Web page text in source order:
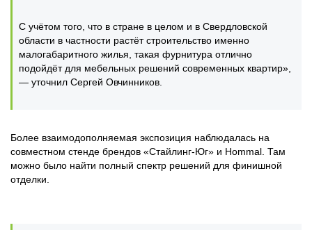
С учётом того, что в стране в целом и в Свердловской
области в частности растёт строительство именно
малогабаритного жилья, такая фурнитура отлично
подойдёт для мебельных решений современных квартир»,
— уточнил Сергей Овчинников.
Более взаимодополняемая экспозиция наблюдалась на
совместном стенде брендов «Стайлинг-Юг» и Hommal. Там
можно было найти полный спектр решений для финишной
отделки.